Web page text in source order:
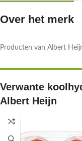
Over het merk
Producten van Albert
Verwante
Albert Heijn